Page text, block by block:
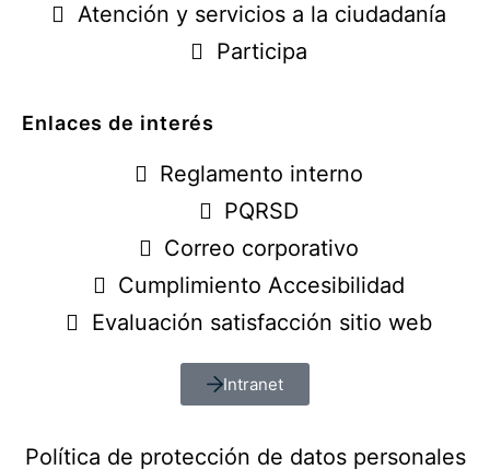
Atención y servicios a la ciudadanía
Participa
Enlaces de interés
Reglamento interno
PQRSD
Correo corporativo
Cumplimiento Accesibilidad
Evaluación satisfacción sitio web
Intranet
Política de protección de datos personales